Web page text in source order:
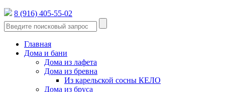
8 (916) 405-55-02
Главная
Дома и бани
Дома из лафета
Дома из бревна
Из карельской сосны КЕЛО
Дома из бруса